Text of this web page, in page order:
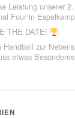
Leistung unserer
Four in
THE DATE!
Handball zur
etwas